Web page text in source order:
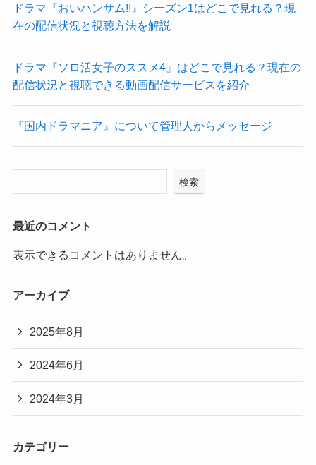
ドラマ『おいハンサム!!』シーズン1はどこで見れる？現
在の配信状況と視聴方法を解説
ドラマ『ソロ活女子のススメ4』はどこで見れる？現在の
配信状況と視聴できる動画配信サービスを紹介
『国内ドラマニア』について管理人からメッセージ
検索
最近のコメント
表示できるコメントはありません。
アーカイブ
2025年8月
2024年6月
2024年3月
カテゴリー